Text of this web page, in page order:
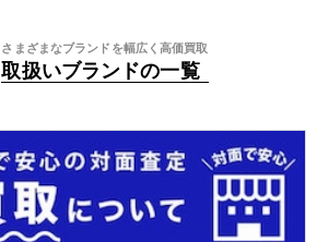
さまざまなブランドを幅広く高価買取
取扱いブランドの一覧